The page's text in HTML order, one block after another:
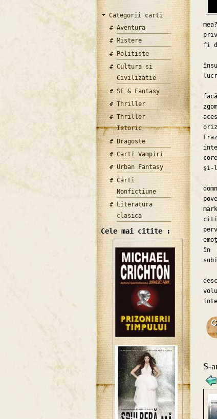
Categorii carti
Aventura
Mistere
Politiste
Cultura si
Civilizatie
SF & Fantasy
Thriller
Thriller
Istoric
Dragoste
Carti Vampiri
Urban Fantasy
Carti
Nonfictiune
Literatura
clasica
Cele mai citite :
fi
-
şi-l
În
în
În
S-